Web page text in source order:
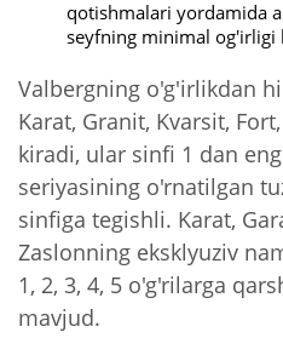
qotishmalari yordamida
seyfning minimal og'irligi
Valbergning o'g'irlikdan
Karat, Granit, Kvarsit,
kiradi, ular sinfi 1 dan
seriyasining o'rnatilgan
sinfiga tegishli. Karat,
Zaslonning eksklyuziv
1, 2, 3, 4, 5 o'g'rilarga
mavjud.